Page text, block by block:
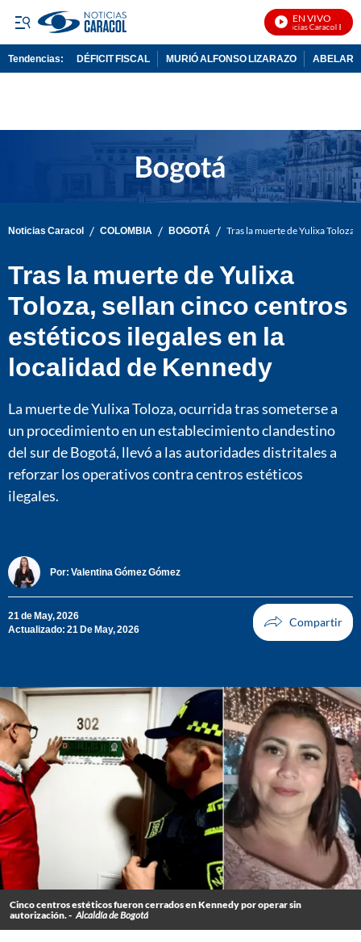
EN VIVO
Noticias Caracol En Vivo
Tendencias: DÉFICIT FISCAL MURIÓ ALFONSO LIZARAZO
Noticias Caracol / COLOMBIA / BOGOTÁ / Tras la muerte de Yulixa
Tras la muerte de Yulixa
Toloza, sellan cinco centros
estéticos ilegales en la
localidad de Kennedy
La muerte de Yulixa Toloza, ocurrida tras someterse a
un procedimiento en un establecimiento clandestino
del sur de Bogotá, llevó a las autoridades distritales a
reforzar los operativos contra centros estéticos
ilegales.
Por: Valentina Gómez Gómez
21 de May, 2026
Actualizado: 21 De May, 2026
Cinco centros estéticos fueron cerrados en Kennedy por operar sin
autorización. - Alcaldía de Bogotá